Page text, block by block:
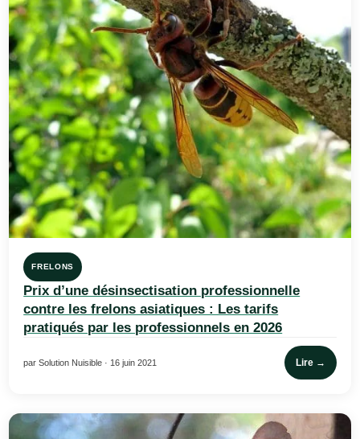
FRELONS
Prix d’une désinsectisation professionnelle
contre les frelons asiatiques : Les tarifs
pratiqués par les professionnels en 2026
par Solution Nuisible · 16 juin 2021 Lire →